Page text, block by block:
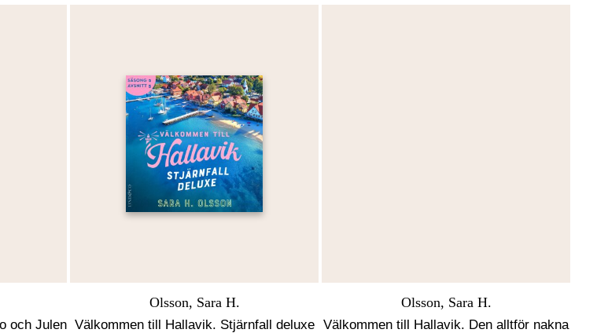
och Julen
Olsson, Sara H.
Välkommen till Hallavik. Stjärnfall deluxe
Olsson, Sara H.
Välkommen till Hallavik. Den alltför nakna